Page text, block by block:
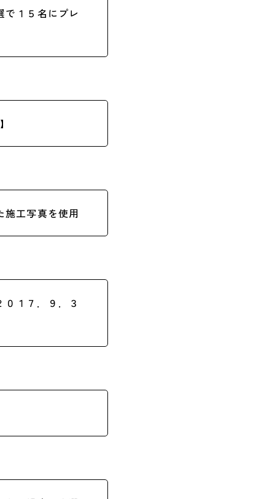
で１５名にプレ
施工写真を使用
１７．９．３